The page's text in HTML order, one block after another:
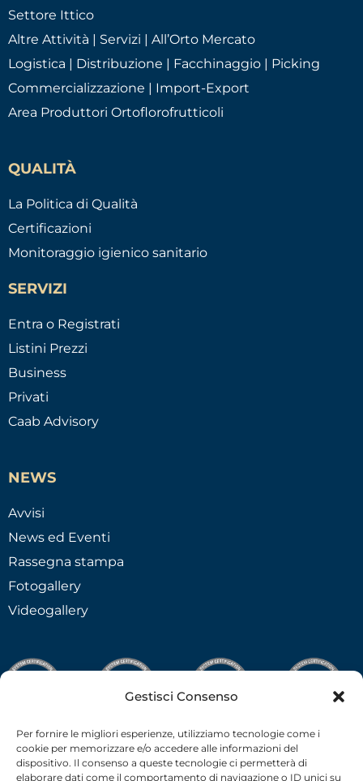
Gestisci Consenso
Per fornire le migliori esperienze, utilizziamo tecnologie come i
cookie per memorizzare e/o accedere alle informazioni del
dispositivo. Il consenso a queste tecnologie ci permetterà di
elaborare dati come il comportamento di navigazione o ID unici su
Settore Ittico
Altre Attività | Servizi | All’Orto Mercato
Logistica | Distribuzione | Facchinaggio | Picking
Commercializzazione | Import-Export
Area Produttori Ortoflorofrutticoli
QUALITÀ
La Politica di Qualità
Certificazioni
Monitoraggio igienico sanitario
SERVIZI
Entra o Registrati
Listini Prezzi
Business
Privati
Caab Advisory
NEWS
Avvisi
News ed Eventi
Rassegna stampa
Fotogallery
Videogallery